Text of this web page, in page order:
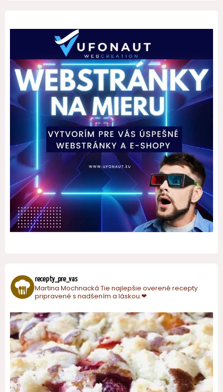
recepty_pre_vas
Martina Mochnacká Tie najlepšie overené recepty
pripravené s nadšením a láskou.❤